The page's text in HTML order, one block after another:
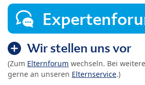
Wir stellen uns vor
(Zum Elternforum wechseln. Bei
gerne an unseren Elternservice.)